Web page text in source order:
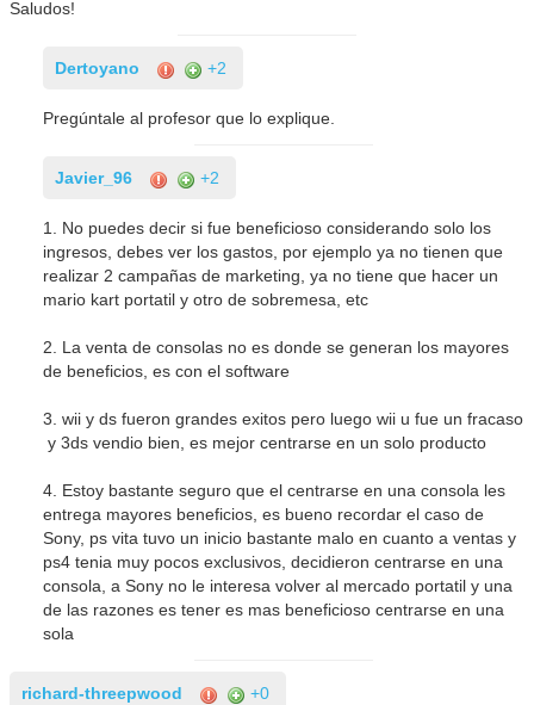
Saludos!
Dertoyano +2
Pregúntale al profesor que lo explique.
Javier_96 +2
1. No puedes decir si fue beneficioso considerando solo los
ingresos, debes ver los gastos, por ejemplo ya no tienen que
realizar 2 campañas de marketing, ya no tiene que hacer un
mario kart portatil y otro de sobremesa, etc
2. La venta de consolas no es donde se generan los mayores
de beneficios, es con el software
3. wii y ds fueron grandes exitos pero luego wii u fue un fracaso
y 3ds vendio bien, es mejor centrarse en un solo producto
4. Estoy bastante seguro que el centrarse en una consola les
entrega mayores beneficios, es bueno recordar el caso de
Sony, ps vita tuvo un inicio bastante malo en cuanto a ventas y
ps4 tenia muy pocos exclusivos, decidieron centrarse en una
consola, a Sony no le interesa volver al mercado portatil y una
de las razones es tener es mas beneficioso centrarse en una
sola
richard-threepwood +0